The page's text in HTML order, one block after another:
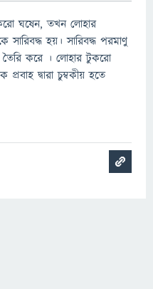
ঘষেন, ​​তখন লোহার
সারিবদ্ধ হয়। সারিবদ্ধ পরমাণু
তৈরি করে । লোহার টুকরো
দ্বারা চুম্বকীয় হতে